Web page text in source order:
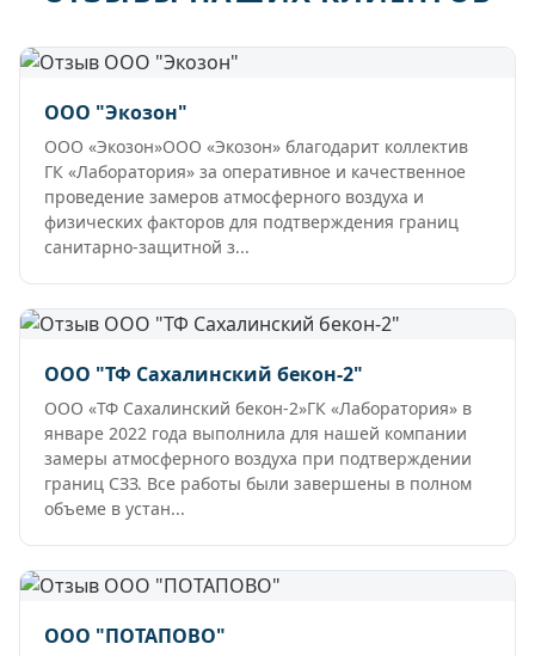
ООО "Экозон"
ООО «Экозон»ООО «Экозон» благодарит коллектив
ГК «Лаборатория» за оперативное и качественное
проведение замеров атмосферного воздуха и
физических факторов для подтверждения границ
санитарно-защитной з...
ООО "ТФ Сахалинский бекон-2"
ООО «ТФ Сахалинский бекон-2»ГК «Лаборатория» в
январе 2022 года выполнила для нашей компании
замеры атмосферного воздуха при подтверждении
границ СЗЗ. Все работы были завершены в полном
объеме в устан...
ООО "ПОТАПОВО"